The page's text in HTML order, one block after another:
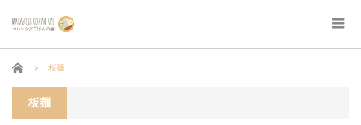
ホーム 板麺
板麺